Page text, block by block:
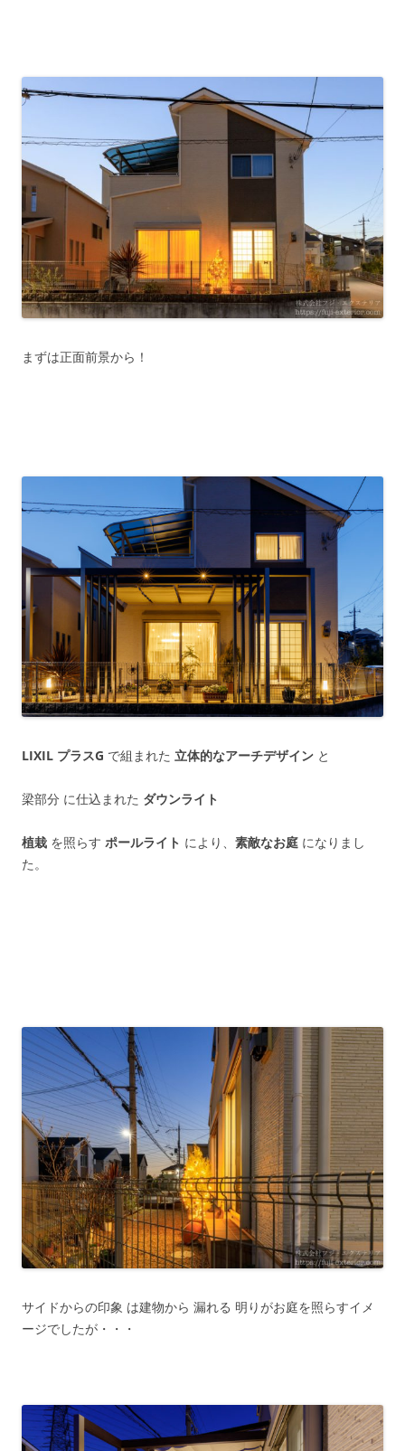
まずは正面前景から！
LIXIL プラスG で組まれた 立体的なアーチデザイン と
梁部分 に仕込まれた ダウンライト
植栽 を照らす ポールライト により、 素敵なお庭 になりまし
た。
サイドからの印象 は建物から 漏れる 明りがお庭を照らすイメ
ージでしたが・・・